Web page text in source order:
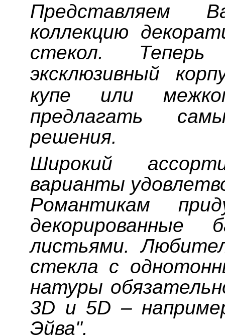
Представляем
коллекцию
стекол.
эксклюзивный
купе
или
предлагать
решения.
Широкий
варианты
Романтикам
декорированные
листьями.
стекла с
натуры
3D и 5D –
Эйва".